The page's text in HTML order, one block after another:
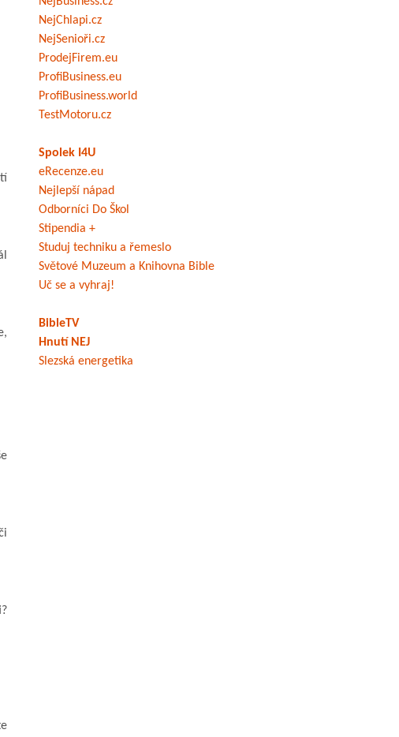
NejChlapi.cz
NejSenioři.cz
ProdejFirem.eu
ProfiBusiness.eu
ProfiBusiness.world
TestMotoru.cz
Spolek I4U
eRecenze.eu
Nejlepší nápad
Odborníci Do Škol
Stipendia +
Studuj techniku a řemeslo
Světové Muzeum a Knihovna Bible
Uč se a vyhraj!
BibleTV
Hnutí NEJ
Slezská energetika